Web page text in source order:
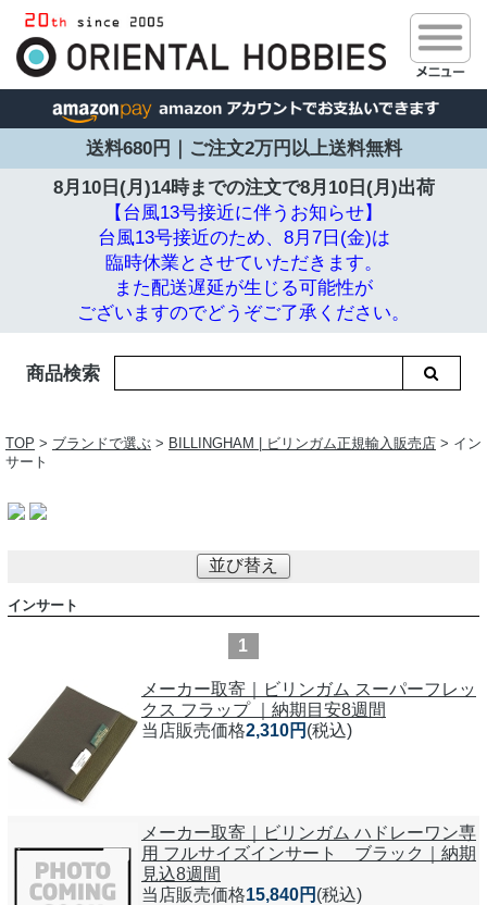
送料680円｜ご注文2万円以上送料無料
8月10日(月)14時までの注文で8月10日(月)出荷
【台風13号接近に伴うお知らせ】
台風13号接近のため、8月7日(金)は
臨時休業とさせていただきます。
また配送遅延が生じる可能性が
ございますのでどうぞご了承ください。
商品検索
TOP > ブランドで選ぶ > BILLINGHAM | ビリンガム正規輸入販売店 > イン
サート
並び替え
インサート
1
メーカー取寄｜ビリンガム スーパーフレッ
クス フラップ ｜納期目安8週間
当店販売価格2,310円 (税込)
メーカー取寄｜ビリンガム ハドレーワン専
用 フルサイズインサート ブラック｜納期
見込8週間
当店販売価格15,840円 (税込)